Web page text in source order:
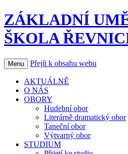
ZÁKLADNÍ
ŠKOLA
Menu Přejít k obsahu webu
AKTUÁLNĚ
O NÁS
OBORY
Hudební obor
Literárně dramatický obor
Taneční obor
Výtvarný obor
STUDIUM